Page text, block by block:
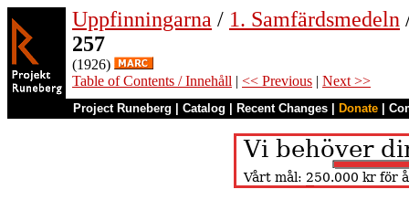
Uppfinningarna / 1. Samfärdsmedeln
257
(1926)
Table of Contents / Innehåll | << Previous | Next >>
Project Runeberg Catalog Recent Changes Donate